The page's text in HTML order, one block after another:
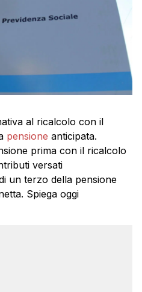
al ricalcolo con il
pensione anticipata.
prima con il ricalcolo
versati
un terzo della pensione
Spiega oggi